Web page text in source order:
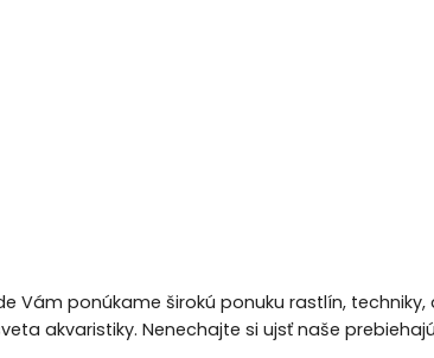
kde Vám ponúkame širokú ponuku rastlín,
akvaristiky. Nenechajte si ujsť naše